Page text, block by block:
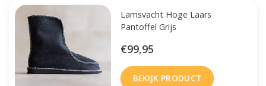
Lamsvacht Hoge Laars
Pantoffel Grijs
€99,95
BEKIJK PRODUCT